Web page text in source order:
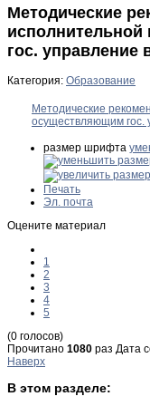
Методические
гос. управление
Категория: Образование
Методические
осуществляющим гос.
размер шрифта
Печать
Эл. почта
Оцените материал
1
2
3
4
5
(0 голосов)
Прочитано 1080 раз Дата
Наверх
В этом разделе: